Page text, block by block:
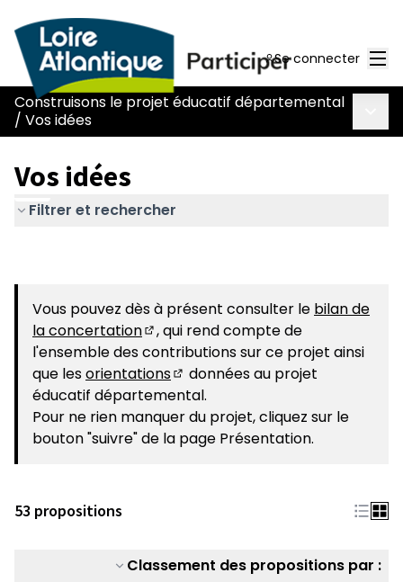
Se connecter
Construisons le projet éducatif départemental
/ Vos idées
Vos idées
Filtrer et rechercher
Vous pouvez dès à présent consulter le bilan de
la concertation
(S'ouvre dans un nouvel onglet)
, qui rend compte de
l'ensemble des contributions sur ce projet ainsi
que lesorientations
(S'ouvre dans un nouvel onglet)
données au projet
éducatif départemental.
Pour ne rien manquer du projet, cliquez sur le
bouton "suivre" de la page Présentation.
53 propositions
Classement des propositions par :